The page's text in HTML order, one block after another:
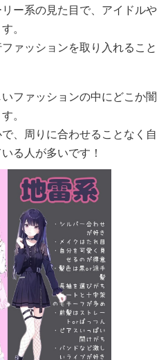
ー系の見た目で、アイドルや
。
ァッションを取り入れること
ファッションの中にどこか闇
。
、周りに合わせることなく自
る人が多いです！